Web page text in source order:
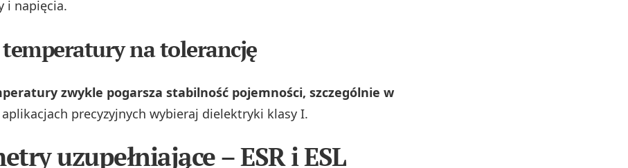
i napięcia.
temperatury na tolerancję
zwykle pogarsza stabilność pojemności, szczególnie w
aplikacjach precyzyjnych wybieraj dielektryki klasy I.
uzupełniające – ESR i ESL